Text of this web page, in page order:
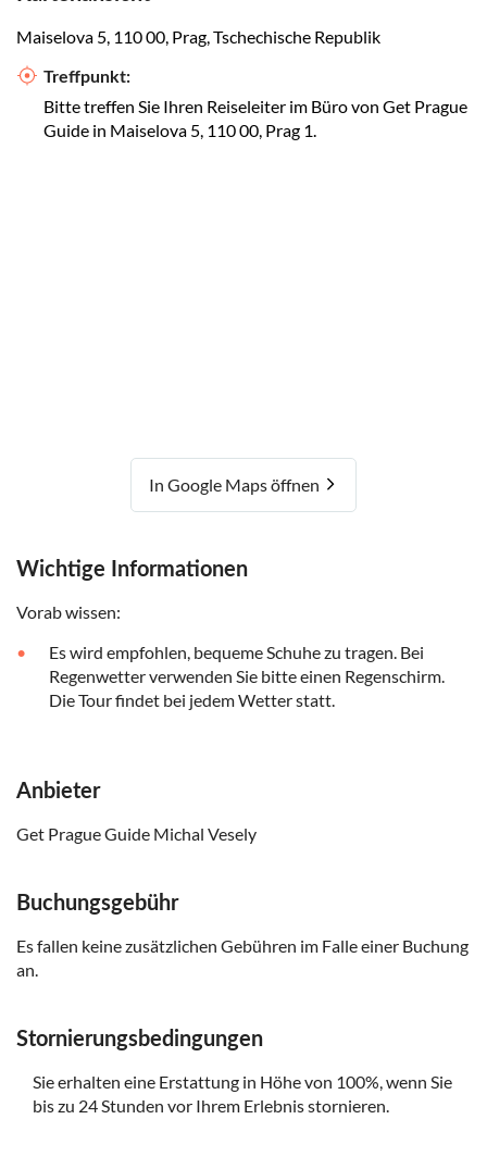
Maiselova 5, 110 00, Prag, Tschechische Republik
Treffpunkt:
Bitte treffen Sie Ihren Reiseleiter im Büro von Get Prague
Guide in Maiselova 5, 110 00, Prag 1.
In Google Maps öffnen
Wichtige Informationen
Vorab wissen:
Es wird empfohlen, bequeme Schuhe zu tragen. Bei
Regenwetter verwenden Sie bitte einen Regenschirm.
Die Tour findet bei jedem Wetter statt.
Anbieter
Get Prague Guide Michal Vesely
Buchungsgebühr
Es fallen keine zusätzlichen Gebühren im Falle einer Buchung
an.
Stornierungsbedingungen
Sie erhalten eine Erstattung in Höhe von 100%, wenn Sie
bis zu 24 Stunden vor Ihrem Erlebnis stornieren.